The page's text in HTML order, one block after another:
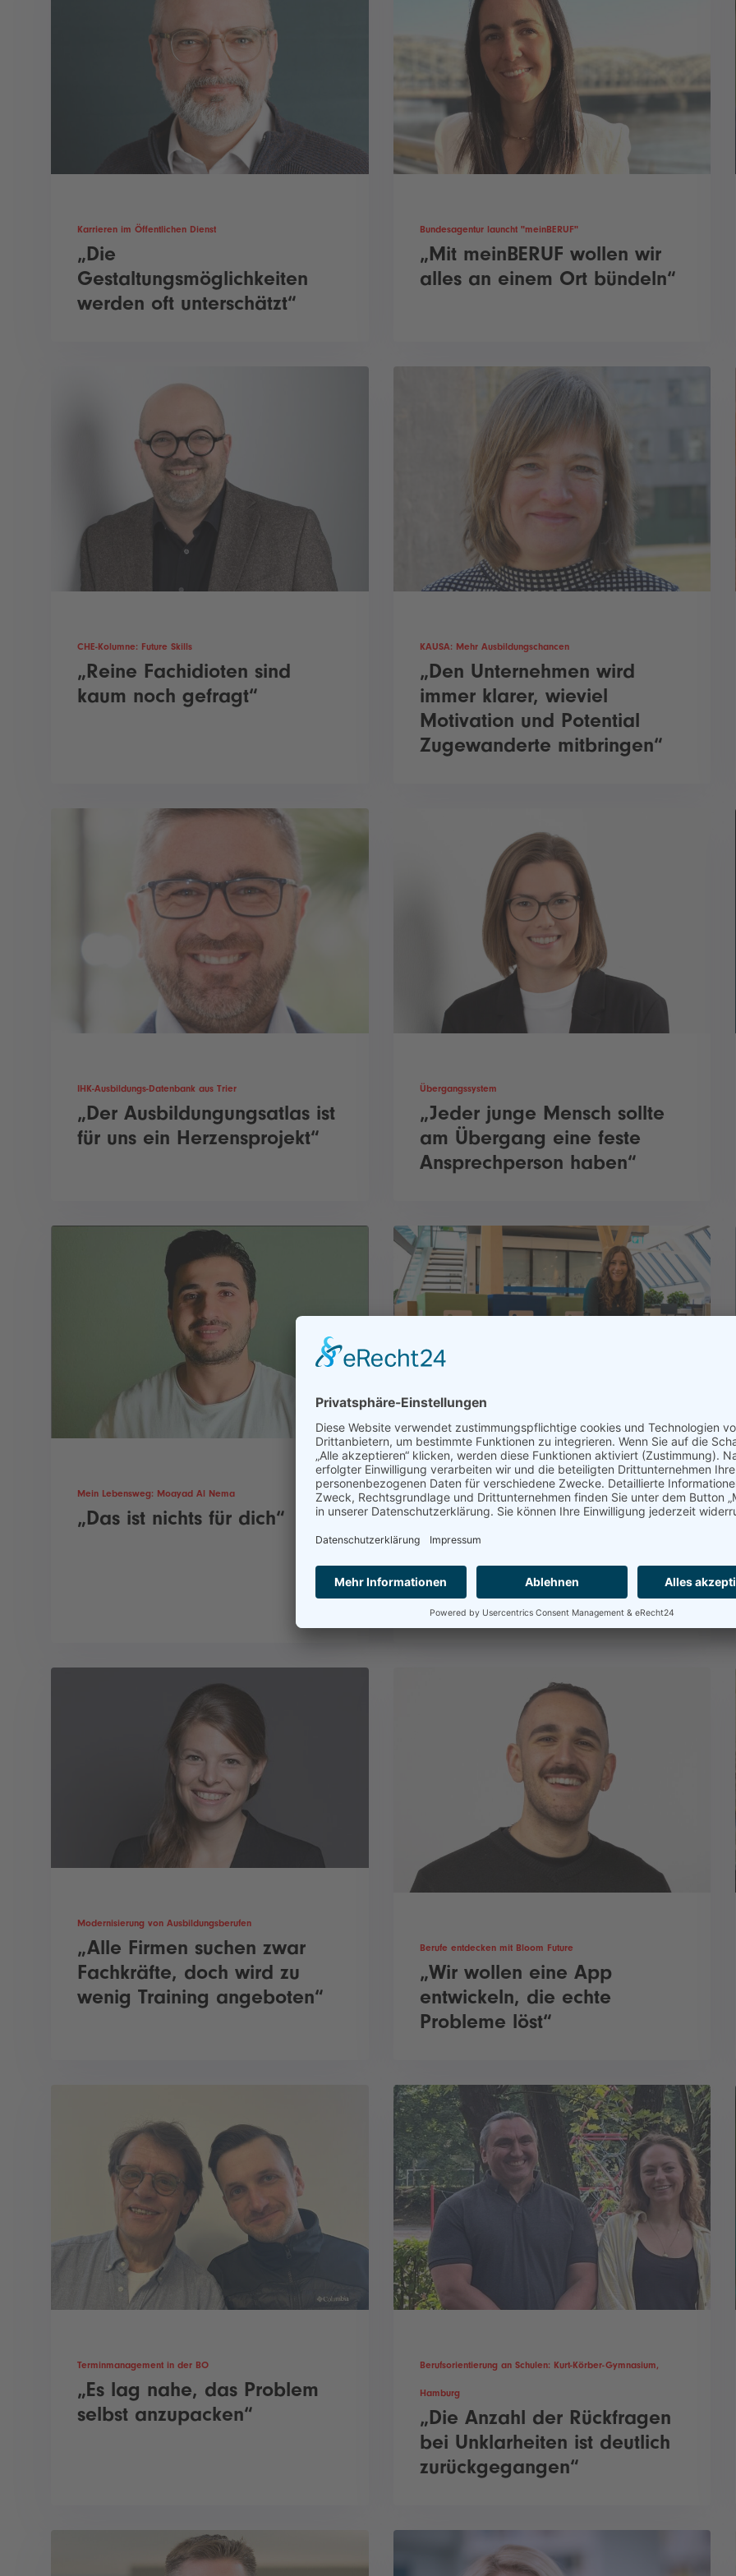
Karrieren im Öffentlichen Dienst
„Die
Gestaltungsmöglichkeiten
werden oft unterschätzt“
Bundesagentur launcht "meinBERUF"
„Mit meinBERUF wollen wir
alles an einem Ort bündeln“
CHE-Kolumne: Future Skills
„Reine Fachidioten sind
kaum noch gefragt“
KAUSA: Mehr Ausbildungschancen
„Den Unternehmen wird
immer klarer, wieviel
Motivation und Potential
Zugewanderte mitbringen“
IHK-Ausbildungs-Datenbank aus Trier
„Der Ausbildungungsatlas ist
für uns ein Herzensprojekt“
Übergangssystem
„Jeder junge Mensch sollte
am Übergang eine feste
Ansprechperson haben“
Mein Lebensweg: Moayad Al Nema
„Das ist nichts für dich“
Berufsorientierung mit LinkedIn
„Wer neugierig auf die
hierher“
Modernisierung von Ausbildungsberufen
„Alle Firmen suchen zwar
Fachkräfte, doch wird zu
wenig Training angeboten“
Berufe entdecken mit Bloom Future
„Wir wollen eine App
entwickeln, die echte
Probleme löst“
Terminmanagement in der BO
„Es lag nahe, das Problem
selbst anzupacken“
Berufsorientierung an Schulen: Kurt-Körber-Gymnasium,
Hamburg
„Die Anzahl der Rückfragen
bei Unklarheiten ist deutlich
zurückgegangen“